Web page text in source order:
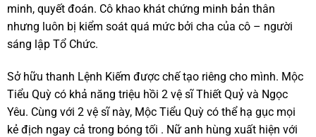
minh, quyết đoán. Cô khao khát chứng minh bản thân
nhưng luôn bị kiểm soát quá mức bởi cha của cô – người
sáng lập Tổ Chức.
Sở hữu thanh Lệnh Kiếm được chế tạo riêng cho mình. Mộc
Tiểu Quỳ có khả năng triệu hồi 2 vệ sĩ Thiết Quỷ và Ngọc
Yêu. Cùng với 2 vệ sĩ này, Mộc Tiểu Quỳ có thể hạ gục mọi
kẻ địch ngay cả trong bóng tối . Nữ anh hùng xuất hiện với